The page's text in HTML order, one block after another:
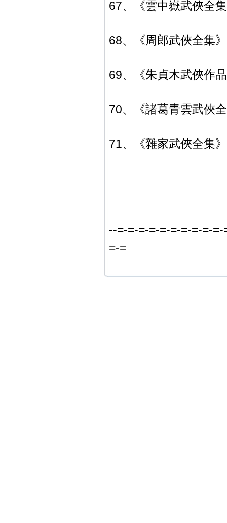
67、《雲中嶽武俠全
68、《周郎武俠全集
69、《朱貞木武俠作
70、《諸葛青雲武俠
71、《雜家武俠全集
--=-=-=-=-=-=-=-=-=-
=-=